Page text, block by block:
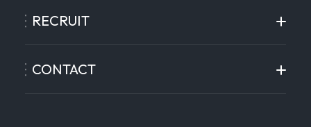
RECRUIT
CONTACT